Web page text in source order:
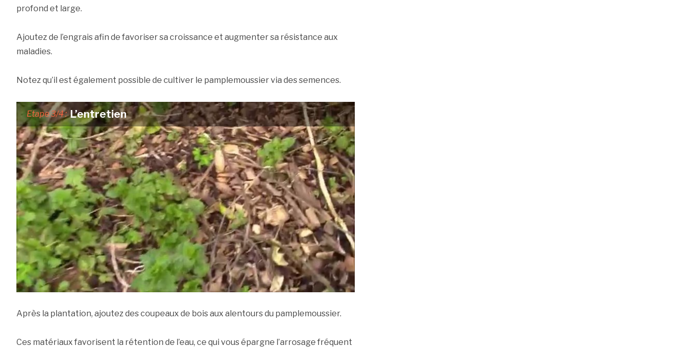
profond et large.
Ajoutez de l’engrais afin de favoriser sa croissance et augmenter sa résistance aux
maladies.
Notez qu’il est également possible de cultiver le pamplemoussier via des semences.
Etape 3/4 : L’entretien
Après la plantation, ajoutez des coupeaux de bois aux alentours du pamplemoussier.
Ces matériaux favorisent la rétention de l’eau, ce qui vous épargne l’arrosage fréquent